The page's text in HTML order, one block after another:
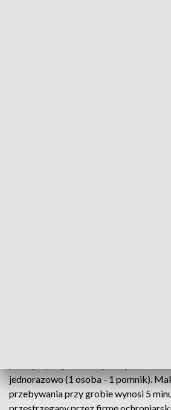
jednorazowo (1 osoba - 1 pomnik).
przebywania przy grobie wynosi 5